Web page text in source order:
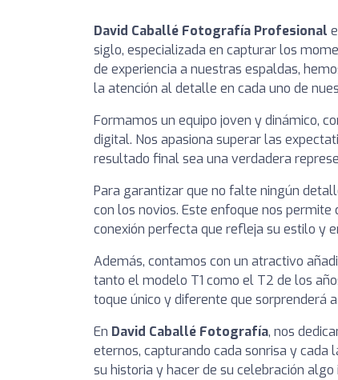
David Caballé Fotografía Profesional
siglo, especializada en capturar los
de experiencia a nuestras espaldas,
la atención al detalle en cada uno de
Formamos un equipo joven y dinámico,
digital. Nos apasiona superar las
resultado final sea una verdadera
Para garantizar que no falte ningún
con los novios. Este enfoque nos
conexión perfecta que refleja su estilo y
Además, contamos con un atractivo
tanto el modelo T1 como el T2 de los
toque único y diferente que sorprenderá
En David Caballé Fotografía, nos
eternos, capturando cada sonrisa y cada
su historia y hacer de su celebración algo